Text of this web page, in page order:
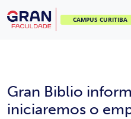
CAMPUS CURITIBA
Gran Biblio
iniciaremos o